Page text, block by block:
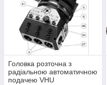
Головка розточна з
радіальною автоматичною
подачею VHU